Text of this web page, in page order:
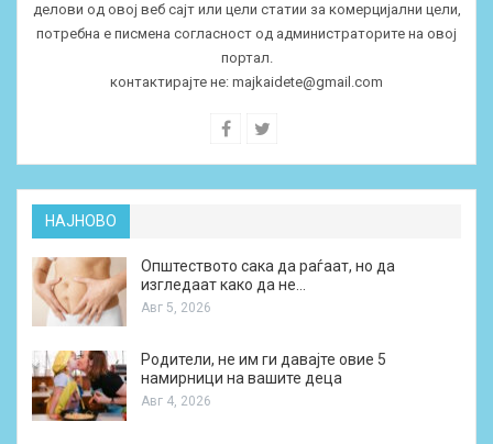
делови од овој веб сајт или цели статии за комерцијални цели,
потребна е писмена согласност од администраторите на овој
портал.
контактирајте не: majkaidete@gmail.com
НАЈНОВО
Општеството сака да раѓаат, но да
изгледаат како да не…
Авг 5, 2026
Родители, не им ги давајте овие 5
намирници на вашите деца
Авг 4, 2026